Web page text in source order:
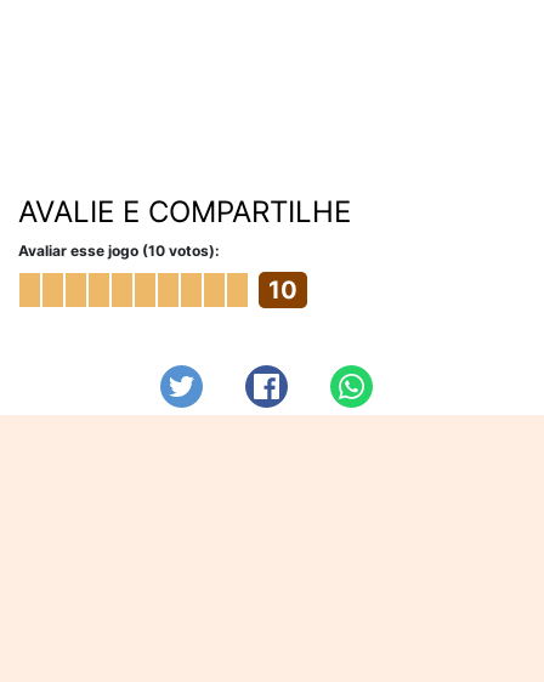
AVALIE E COMPARTILHE
Avaliar esse jogo (10 votos):
10